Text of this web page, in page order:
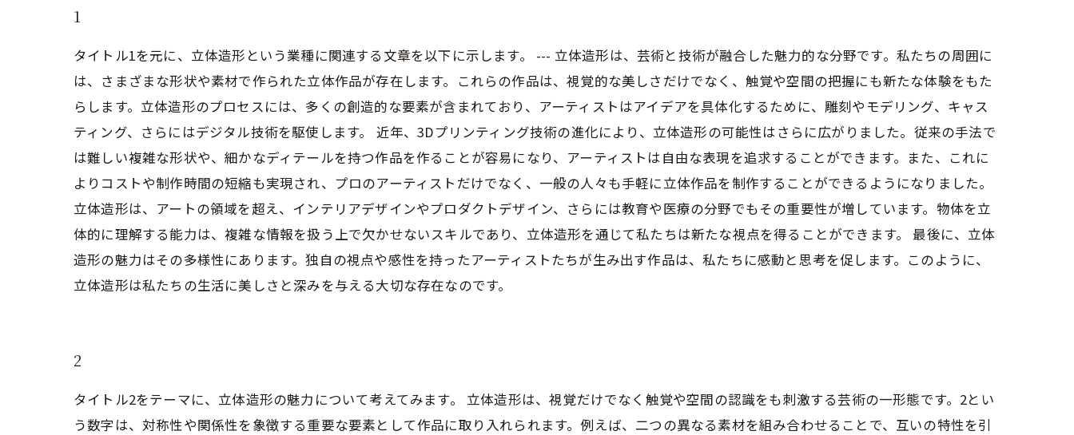
1
タイトル1を元に、立体造形という業種に関連する文章を以下に示します。 --- 立体造形は、芸術と技術が融合した魅力的な分野です。私たちの周囲に
は、さまざまな形状や素材で作られた立体作品が存在します。これらの作品は、視覚的な美しさだけでなく、触覚や空間の把握にも新たな体験をもた
らします。立体造形のプロセスには、多くの創造的な要素が含まれており、アーティストはアイデアを具体化するために、雕刻やモデリング、キャス
ティング、さらにはデジタル技術を駆使します。 近年、3Dプリンティング技術の進化により、立体造形の可能性はさらに広がりました。従来の手法で
は難しい複雑な形状や、細かなディテールを持つ作品を作ることが容易になり、アーティストは自由な表現を追求することができます。また、これに
よりコストや制作時間の短縮も実現され、プロのアーティストだけでなく、一般の人々も手軽に立体作品を制作することができるようになりました。
立体造形は、アートの領域を超え、インテリアデザインやプロダクトデザイン、さらには教育や医療の分野でもその重要性が増しています。物体を立
体的に理解する能力は、複雑な情報を扱う上で欠かせないスキルであり、立体造形を通じて私たちは新たな視点を得ることができます。 最後に、立体
造形の魅力はその多様性にあります。独自の視点や感性を持ったアーティストたちが生み出す作品は、私たちに感動と思考を促します。このように、
立体造形は私たちの生活に美しさと深みを与える大切な存在なのです。
2
タイトル2をテーマに、立体造形の魅力について考えてみます。 立体造形は、視覚だけでなく触覚や空間の認識をも刺激する芸術の一形態です。2とい
う数字は、対称性や関係性を象徴する重要な要素として作品に取り入れられます。例えば、二つの異なる素材を組み合わせることで、互いの特性を引